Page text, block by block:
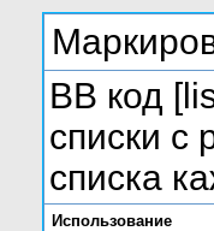
BB код
списки с
списка
Использование